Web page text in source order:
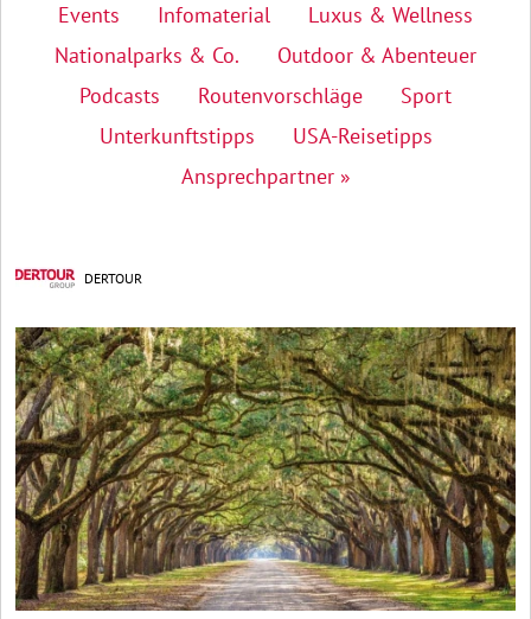
Events
Infomaterial
Luxus & Wellness
Nationalparks & Co.
Outdoor & Abenteuer
Podcasts
Routenvorschläge
Sport
Unterkunftstipps
USA-Reisetipps
Ansprechpartner »
DERTOUR